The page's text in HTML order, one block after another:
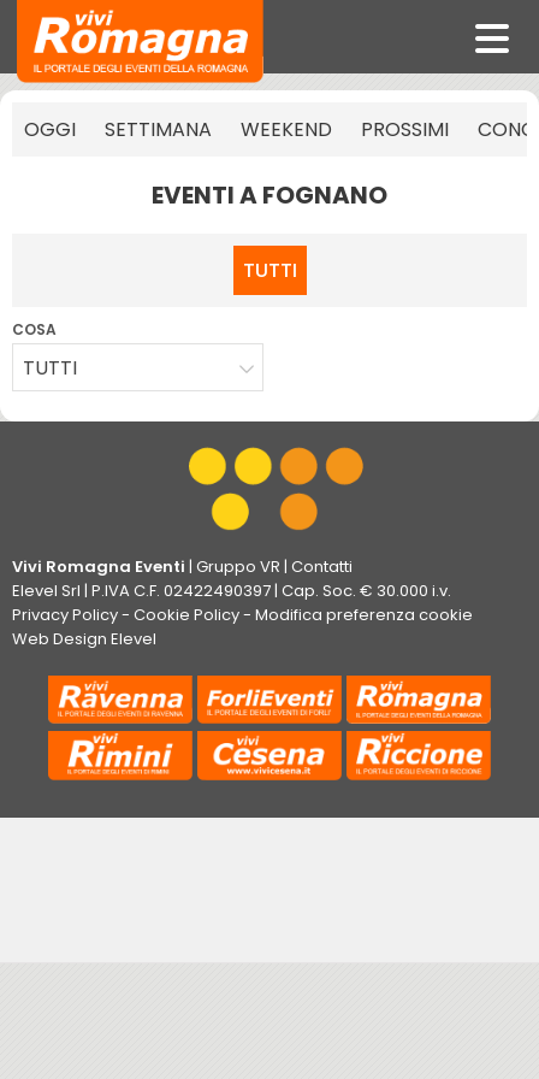
OGGI SETTIMANA WEEKEND PROSSIMI
EVENTI A FOGNANO
TUTTI
COSA
TUTTI
Vivi Romagna Eventi | Gruppo VR | Contatti
Elevel Srl | P.IVA C.F. 02422490397 | Cap. Soc. € 30.000 i.v.
Privacy Policy- Cookie Policy- Modifica preferenza cookie
Web Design Elevel